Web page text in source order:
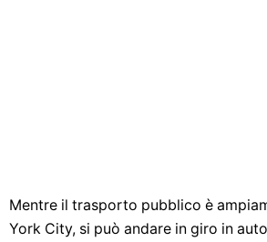
Mentre il trasporto pubblico è
York City, si può andare in giro in